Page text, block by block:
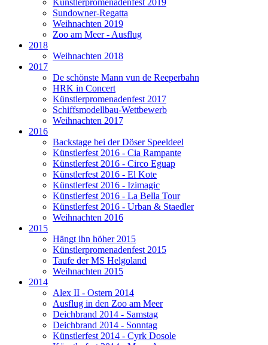
Sundowner-Regatta
Weihnachten 2019
Zoo am Meer - Ausflug
2018
Weihnachten 2018
2017
De schönste Mann vun de Reeperbahn
HRK in Concert
Künstlerpromenadenfest 2017
Schiffsmodellbau-Wettbewerb
Weihnachten 2017
2016
Backstage bei der Döser Speeldeel
Künstlerfest 2016 - Cia Rampante
Künstlerfest 2016 - Circo Eguap
Künstlerfest 2016 - El Kote
Künstlerfest 2016 - Izimagic
Künstlerfest 2016 - La Bella Tour
Künstlerfest 2016 - Urban & Staedler
Weihnachten 2016
2015
Hängt ihn höher 2015
Künstlerpromenadenfest 2015
Taufe der MS Helgoland
Weihnachten 2015
2014
Alex II - Ostern 2014
Ausflug in den Zoo am Meer
Deichbrand 2014 - Samstag
Deichbrand 2014 - Sonntag
Künstlerfest 2014 - Cyrk Dosole